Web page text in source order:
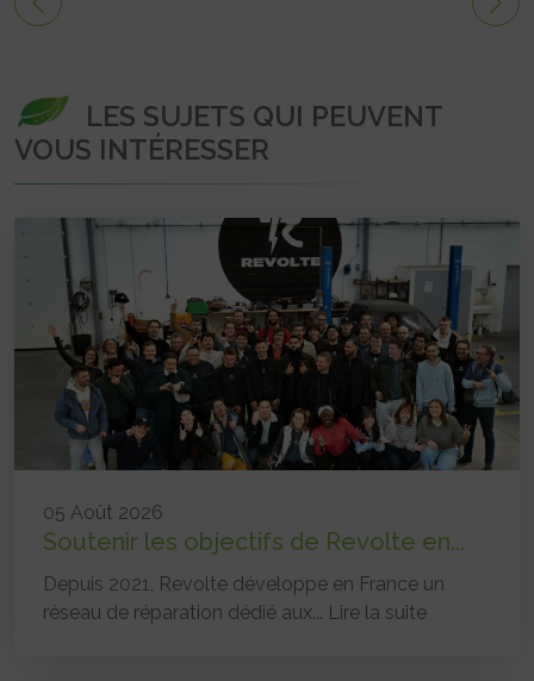
LES SUJETS QUI PEUVENT
VOUS INTÉRESSER
05 Août 2026
Soutenir les objectifs de Revolte en...
Depuis 2021, Revolte développe en France un
réseau de réparation dédié aux... Lire la suite